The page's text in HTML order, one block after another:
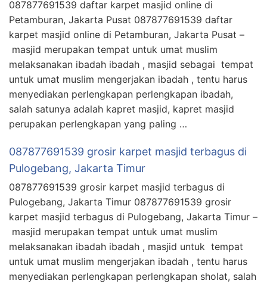
087877691539 daftar karpet masjid online di
Petamburan, Jakarta Pusat 087877691539 daftar
karpet masjid online di Petamburan, Jakarta Pusat –
masjid merupakan tempat untuk umat muslim
melaksanakan ibadah ibadah , masjid sebagai tempat
untuk umat muslim mengerjakan ibadah , tentu harus
menyediakan perlengkapan perlengkapan ibadah,
salah satunya adalah kapret masjid, kapret masjid
perupakan perlengkapan yang paling …
087877691539 grosir karpet masjid terbagus di
Pulogebang, Jakarta Timur
087877691539 grosir karpet masjid terbagus di
Pulogebang, Jakarta Timur 087877691539 grosir
karpet masjid terbagus di Pulogebang, Jakarta Timur –
masjid merupakan tempat untuk umat muslim
melaksanakan ibadah ibadah , masjid untuk tempat
untuk umat muslim mengerjakan ibadah , tentu harus
menyediakan perlengkapan perlengkapan sholat, salah